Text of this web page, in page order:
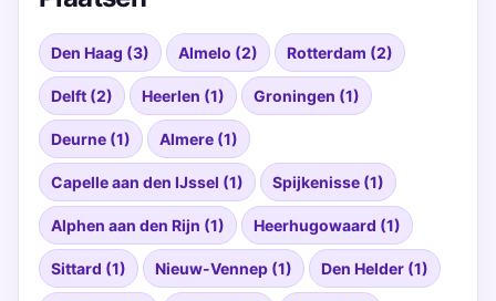
Den Haag (3) Almelo (2) Rotterdam (2)
Delft (2) Heerlen (1) Groningen (1)
Deurne (1) Almere (1)
Capelle aan den IJssel (1) Spijkenisse (1)
Alphen aan den Rijn (1) Heerhugowaard (1)
Sittard (1) Nieuw-Vennep (1) Den Helder (1)